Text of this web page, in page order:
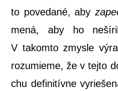
to pove­da­né, aby
me­ná, aby ho
V takom­to zmys­le
roz­umie­me, že v tej­to
chu defi­ni­tív­ne